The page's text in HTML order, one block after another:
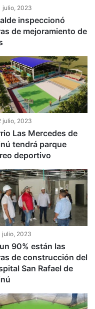
julio, 2023
inspeccionó
de mejoramiento de
julio, 2023
Las Mercedes de
tendrá parque
deportivo
julio, 2023
90% están las
de construcción del
San Rafael de